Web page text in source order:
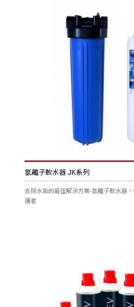
氫離子軟水器 JK系列
去除水垢的最佳解決方案-氫離子軟水器
護者